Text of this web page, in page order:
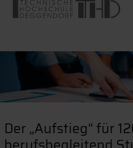
Der „Aufstieg“ für